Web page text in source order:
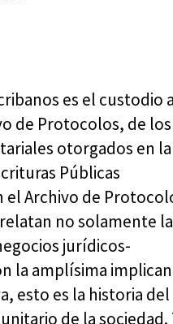
es el custodio a
de Protocolos, de los
otorgados en la
Públicas
el Archivo de
no solamente la
jurídicos-
la amplísima
esto es la historia del
de la sociedad.